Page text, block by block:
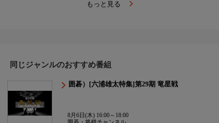
もっと見る
同じジャンルのおすすめ番組
囲碁）[六浦雄太特集]第29期 竜星戦
8月6日(木) 16:00～18:00